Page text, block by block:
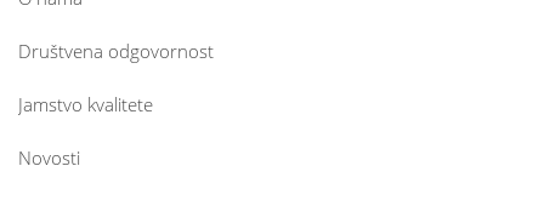
Društvena odgovornost
Jamstvo kvalitete
Novosti